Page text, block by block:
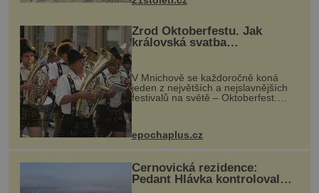
Zrod Oktoberfestu. Jak
královská svatba
odstartovala největší pivní
festival světa
V Mnichově se každoročně koná
jeden z největších a nejslavnějších
festivalů na světě – Oktoberfest.
návštěvníků, kteří si vychutnávají
kultur...
epochaplus.cz
Černovická rezidence:
Pedant Hlávka kontroloval